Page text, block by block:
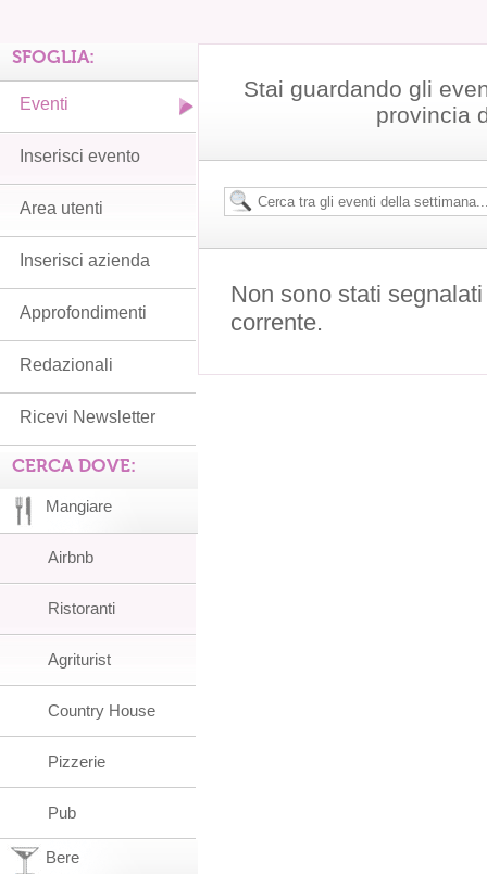
Stai guardando gli
provincia
Non sono stati
corrente.
SFOGLIA:
Eventi
Inserisci evento
Area utenti
Inserisci azienda
Approfondimenti
Redazionali
Ricevi Newsletter
CERCA DOVE:
Mangiare
Airbnb
Ristoranti
Agriturist
Country House
Pizzerie
Pub
Bere